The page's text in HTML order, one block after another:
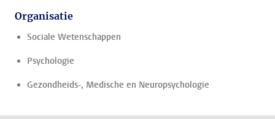
Organisatie
Sociale Wetenschappen
Psychologie
Gezondheids-, Medische en Neuropsychologie